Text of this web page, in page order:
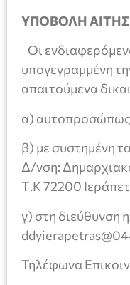
ΥΠΟΒΟΛΗ
Οι
υπογεγραμμένη
απαιτούμενα
α) αυτοπροσώπως
β) με συστημένη
Δ/νση:
Τ.Κ 72200
γ) στη διεύθυνση
Τηλέφωνα